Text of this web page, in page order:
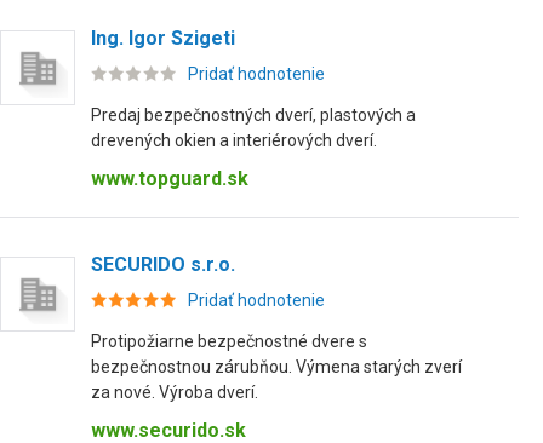
Ing. Igor Szigeti
Pridať hodnotenie
Predaj bezpečnostných dverí, plastových a
drevených okien a interiérových dverí.
www.topguard.sk
SECURIDO s.r.o.
Pridať hodnotenie
Protipožiarne bezpečnostné dvere s
bezpečnostnou zárubňou. Výmena starých zverí
za nové. Výroba dverí.
www.securido.sk